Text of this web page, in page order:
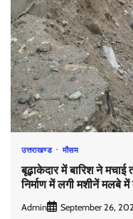
उत्तराखण्ड मौसम
बूढ़ाकेदार में बारिश ने मचाई
निर्माण में लगी मशीनें मलबे में
Admin September 26,